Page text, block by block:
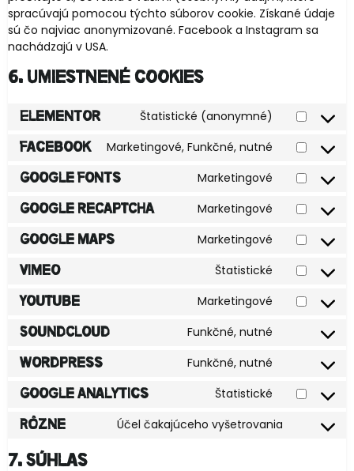
spracúvajú pomocou týchto súborov cookie. Získané údaje
sú čo najviac anonymizované. Facebook a Instagram sa
nachádzajú v USA.
6. Umiestnené cookies
Elementor Štatistické (anonymné)
Facebook Marketingové, Funkčné, nutné
Google Fonts Marketingové
Google reCAPTCHA Marketingové
Google Maps Marketingové
Vimeo Štatistické
YouTube Marketingové
SoundCloud Funkčné, nutné
WordPress Funkčné, nutné
Google Analytics Štatistické
Rôzne Účel čakajúceho vyšetrovania
7. Súhlas